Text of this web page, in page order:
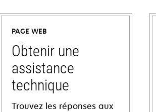
PAGE WEB
Obtenir une
assistance
technique
Trouvez les réponses aux